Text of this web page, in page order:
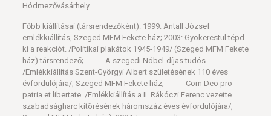
Hódmezővásárhely.
Főbb kiállításai (társrendezőként): 1999: Antall József
emlékkiállítás, Szeged MFM Fekete ház; 2003: Gyökerestül tépd
ki a reakciót. /Politikai plakátok 1945-1949/ (Szeged MFM Fekete
ház) társrendező; A szegedi Nóbel-díjas tudós.
/Emlékkiállítás Szent-Györgyi Albert születésének 110 éves
évfordulójára/, Szeged MFM Fekete ház; Com Deo pro
patria et libertate. /Emlékkiállítás a II. Rákóczi Ferenc vezette
szabadságharc kitörésének háromszáz éves évfordulójára/,